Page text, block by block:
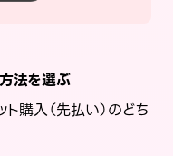
法を選ぶ
ト購入（先払い）のどち